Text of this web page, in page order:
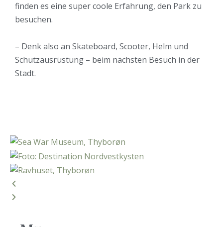
finden es eine super coole Erfahrung, den Park zu
besuchen.
– Denk also an Skateboard, Scooter, Helm und
Schutzausrüstung – beim nächsten Besuch in der
Stadt.